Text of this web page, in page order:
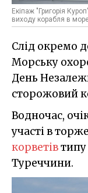
Екіпаж "Григорія
виходу корабля в
Слід окремо
Морську
День
сторожовий
Водночас,
участі в
корветів
Туреччини.